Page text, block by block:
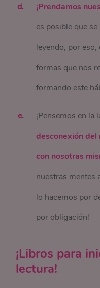
¡Prendamos
es posible que
leyendo, por
formas que nos
formando este
¡Pensemos en la
desconexión
con nosotras
nuestras mentes
lo hacemos por
por obligación!
¡Libros para
lectura!